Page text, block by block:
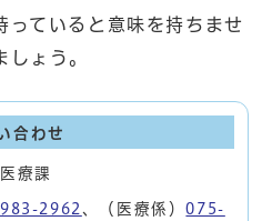
っていると意味を持ちませ
しょう。
合わせ
療課
2962 、（医療係）075-